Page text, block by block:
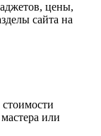
цены,
сайта на
или